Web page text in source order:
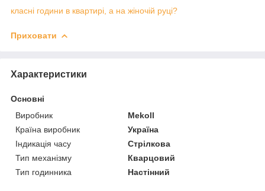
класні години в квартирі, а на жіночій руці?
Приховати
Характеристики
Основні
Виробник
Mekoll
Країна виробник
Україна
Індикація часу
Стрілкова
Тип механізму
Кварцовий
Тип годинника
Настінний